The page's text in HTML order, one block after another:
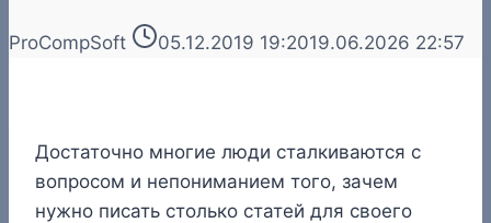
ProCompSoft 05.12.2019 19:2019.06.2026 22:57
Достаточно многие люди сталкиваются с
вопросом и непониманием того, зачем
нужно писать столько статей для своего